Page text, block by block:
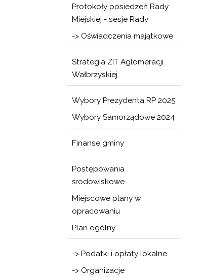
Protokoły posiedzeń Rady
Miejskiej - sesje Rady
-> Oświadczenia majątkowe
Strategia ZIT Aglomeracji
Wałbrzyskiej
Wybory Prezydenta RP 2025
Wybory Samorządowe 2024
Finanse gminy
Postępowania
środowiskowe
Miejscowe plany w
opracowaniu
Plan ogólny
-> Podatki i opłaty lokalne
-> Organizacje